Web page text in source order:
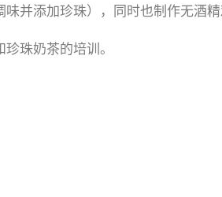
并添加珍珠），同时也制作无酒
珠奶茶的培训。